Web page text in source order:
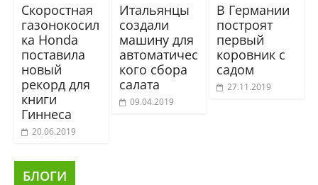
Скоростная
газонокосил
ка Honda
поставила
новый
рекорд для
книги
Гиннеса
20.06.2019
Итальянцы
создали
машину для
автоматичес
кого сбора
салата
09.04.2019
В Германии
построят
первый
коровник с
садом
27.11.2019
БЛОГИ